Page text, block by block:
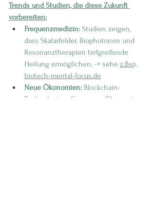
Trends und Studien, die diese Zukunft
vorbereiten:
Frequenzmedizin: Studien zeigen,
dass Skalarfelder, Biophotonen und
Resonanztherapien tiefgreifende
Heilung ermöglichen. -> sehe z.Bsp.
biotech-mental-focus.de
Neue Ökonomien: Blockchain-
Technologien, Commons Ökonomien,